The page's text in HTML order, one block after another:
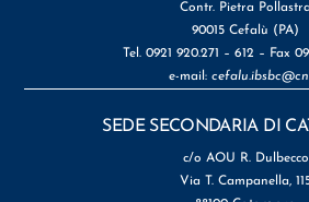
Contr. Pietra Pollastra
90015 Cefalù (PA)
Tel. 0921 920.271 – 612 – Fax
e-mail:
SEDE SECONDARIA DI
c/o AOU R. Dulbecco
Via T. Campanella,